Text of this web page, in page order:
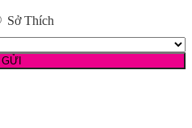
Sở Thích